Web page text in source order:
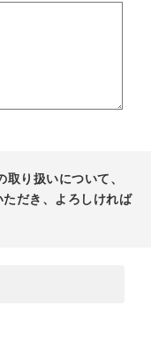
り扱いについて、
ただき、よろしければ